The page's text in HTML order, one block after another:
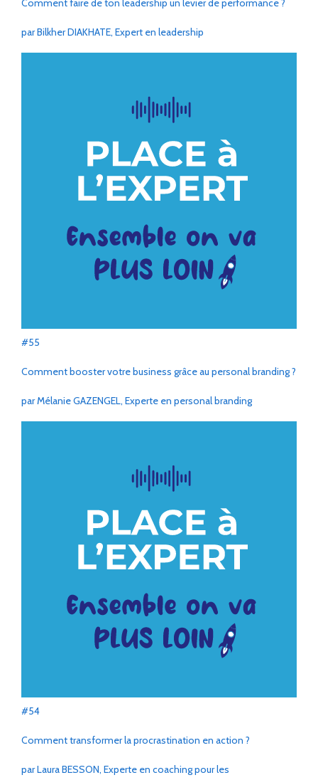
Comment faire de ton leadership un levier de performance ?
par Bilkher DIAKHATE, Expert en leadership
#55
Comment booster votre business grâce au personal branding ?
par Mélanie GAZENGEL, Experte en personal branding
#54
Comment transformer la procrastination en action ?
par Laura BESSON, Experte en coaching pour les